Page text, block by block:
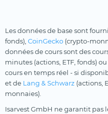
Les données de base sont
fonds), CoinGecko (crypto-
données de cours sont des
minutes (actions, ETF, fonds)
cours en temps réel - si
et de Lang & Schwarz (actions,
monnaies).
Isarvest GmbH ne garantit pas